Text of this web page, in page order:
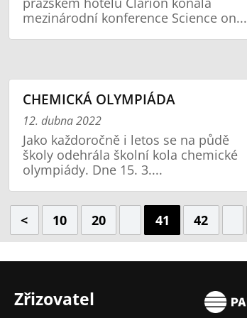
mezinárodní konference Science on...
CHEMICKÁ OLYMPIÁDA
12. dubna 2022
Jako každoročně i letos se na půdě
školy odehrála školní kola chemické
olympiády. Dne 15. 3....
< 10 20 41 42
Zřizovatel